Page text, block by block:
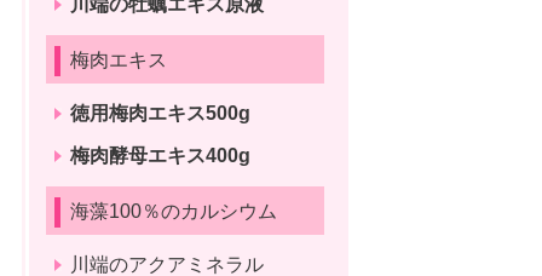
梅肉エキス
徳用梅肉エキス500g
梅肉酵母エキス400g
海藻100％のカルシウム
川端のアクアミネラル